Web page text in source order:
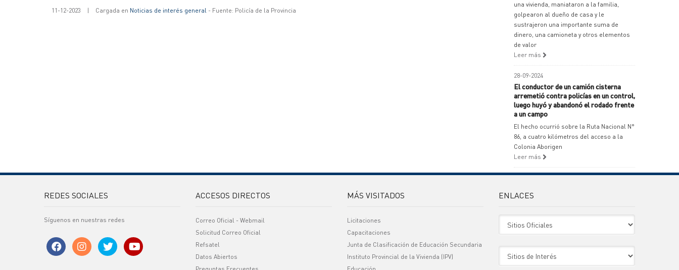
11-12-2023 | Cargada en Noticias de interés general - Fuente: Policía de la Provincia
una vivienda, maniataron a la familia,
golpearon al dueño de casa y le
sustrajeron una importante suma de
dinero, una camioneta y otros elementos
de valor
Leer más
28-09-2024
El conductor de un camión cisterna
arremetió contra policías en un control,
luego huyó y abandonó el rodado frente
a un campo
El hecho ocurrió sobre la Ruta Nacional N°
86, a cuatro kilómetros del acceso a la
Colonia Aborigen
Leer más
REDES SOCIALES
Síguenos en nuestras redes
ACCESOS DIRECTOS
Correo Oficial - Webmail
Solicitud Correo Oficial
Refsatel
Datos Abiertos
MÁS VISITADOS
Licitaciones
Capacitaciones
Junta de Clasificación de Educación Secundaria
Instituto Provincial de la Vivienda (IPV)
ENLACES